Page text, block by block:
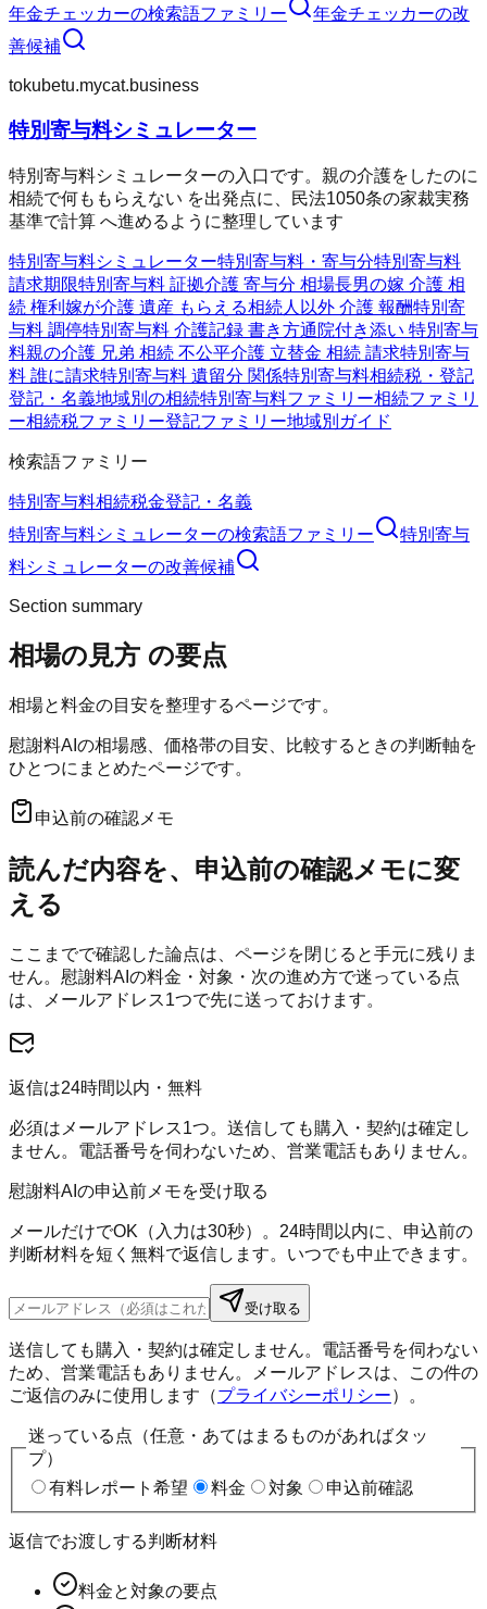
年金チェッカーの検索語ファミリー 年金チェッカーの改
善候補
tokubetu.mycat.business
特別寄与料シミュレーター
特別寄与料シミュレーターの入口です。親の介護をしたのに
相続で何ももらえない を出発点に、民法1050条の家裁実務
基準で計算 へ進めるように整理しています
特別寄与料シミュレーター特別寄与料・寄与分特別寄与料
請求期限特別寄与料 証拠介護 寄与分 相場長男の嫁 介護 相
続 権利 嫁が介護 遺産 もらえる相続人以外 介護 報酬特別寄
与料 調停特別寄与料 介護記録 書き方通院付き添い 特別寄与
料親の介護 兄弟 相続 不公平介護 立替金 相続 請求特別寄与
料 誰に請求特別寄与料 遺留分 関係特別寄与料相続税・登記
登記・名義地域別の相続特別寄与料ファミリー相続ファミリ
ー相続税ファミリー登記ファミリー地域別ガイド
検索語ファミリー
特別寄与料相続税金登記・名義
特別寄与料シミュレーターの検索語ファミリー
特別寄与
料シミュレーターの改善候補
Section summary
相場の見方 の要点
相場と料金の目安を整理するページです。
慰謝料AIの相場感、価格帯の目安、比較するときの判断軸を
ひとつにまとめたページです。
申込前の確認メモ
読んだ内容を、申込前の確認メモに変
える
ここまでで確認した論点は、ページを閉じると手元に残りま
せん。 慰謝料AI の料金・対象・次の進め方で迷っている点
は、メールアドレス1つで先に送っておけます。
返信は24時間以内・無料
必須はメールアドレス1つ。送信しても購入・契約は確定し
ません。電話番号を伺わないため、営業電話もありません。
慰謝料AIの申込前メモを受け取る
メールだけでOK（入力は30秒）。24時間以内に、申込前の
判断材料を短く無料で返信します。いつでも中止できます。
受け取る
送信しても購入・契約は確定しません。電話番号を伺わない
ため、営業電話もありません。メールアドレスは、この件の
ご返信のみに使用します（プライバシーポリシー）。
迷っている点（任意・あてはまるものがあればタッ
プ）
有料レポート希望
料金 対象 申込前確認
返信でお渡しする判断材料
料金と対象の要点